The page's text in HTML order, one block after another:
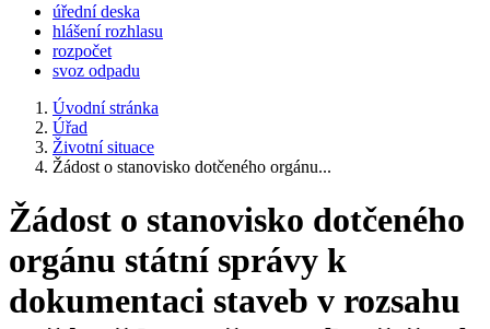
úřední deska
hlášení rozhlasu
rozpočet
svoz odpadu
Úvodní stránka
Úřad
Životní situace
Žádost o stanovisko dotčeného orgánu...
Žádost o stanovisko dotčeného
orgánu státní správy k
dokumentaci staveb v rozsahu